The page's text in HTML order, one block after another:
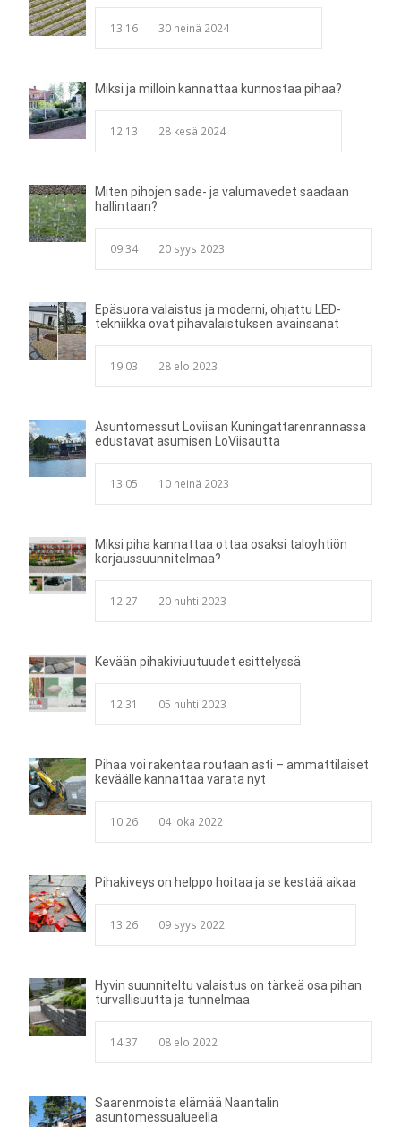
13:16 30 heinä 2024
Miksi ja milloin kannattaa kunnostaa pihaa?
12:13 28 kesä 2024
Miten pihojen sade- ja valumavedet saadaan
hallintaan?
09:34 20 syys 2023
Epäsuora valaistus ja moderni, ohjattu LED-
tekniikka ovat pihavalaistuksen avainsanat
19:03 28 elo 2023
Asuntomessut Loviisan Kuningattarenrannassa
edustavat asumisen LoViisautta
13:05 10 heinä 2023
Miksi piha kannattaa ottaa osaksi taloyhtiön
korjaussuunnitelmaa?
12:27 20 huhti 2023
Kevään pihakiviuutuudet esittelyssä
12:31 05 huhti 2023
Pihaa voi rakentaa routaan asti – ammattilaiset
keväälle kannattaa varata nyt
10:26 04 loka 2022
Pihakiveys on helppo hoitaa ja se kestää aikaa
13:26 09 syys 2022
Hyvin suunniteltu valaistus on tärkeä osa pihan
turvallisuutta ja tunnelmaa
14:37 08 elo 2022
Saarenmoista elämää Naantalin
asuntomessualueella